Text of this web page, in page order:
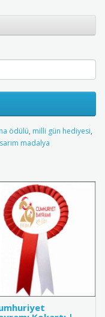
ödülü, milli gün hediyesi,
madalya